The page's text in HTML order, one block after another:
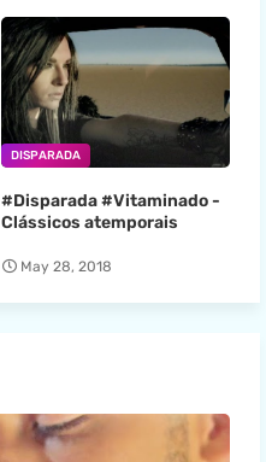
DISPARADA
#Disparada #Vitaminado -
Clássicos atemporais
May 28, 2018